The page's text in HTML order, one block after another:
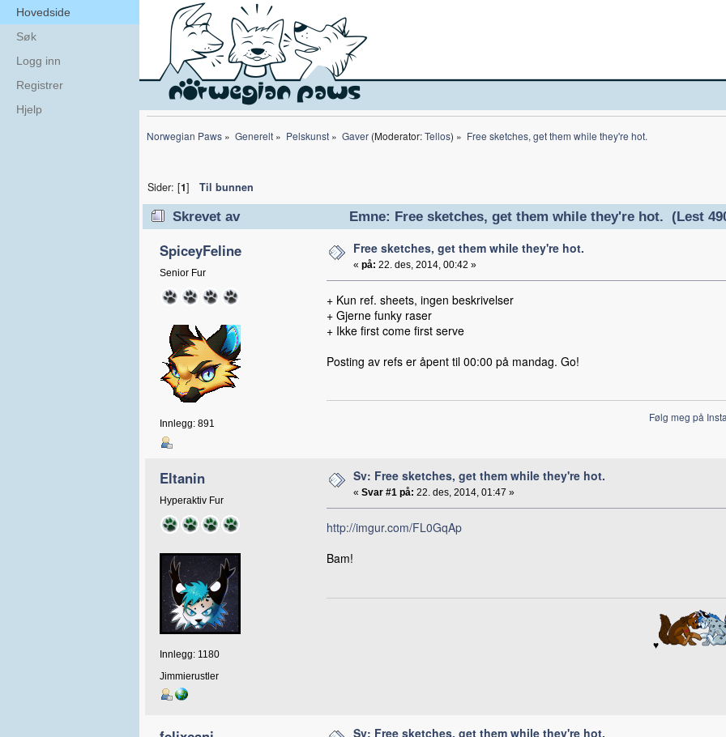
Hovedside
Søk
Logg inn
Registrer
Hjelp
Norwegian Paws » Generelt» Pelskunst» Gaver(Moderator:Tellos) » Free sketches, get them while they're hot.
Sider: [1] Til bunnen
Skrevet av Emne: Free sketches, get them while they're hot. (Lest
SpiceyFeline
Senior Fur
Innlegg: 891
Free sketches, get them while they're hot.
« på: 22. des, 2014, 00:42 »
+ Kun ref. sheets, ingen beskrivelser
+ Gjerne funky raser
+ Ikke first come first serve
Posting av refs er åpent til 00:00 på mandag. Go!
Følg meg på
Eltanin
Hyperaktiv Fur
Innlegg: 1180
Jimmierustler
Sv: Free sketches, get them while they're hot.
« Svar #1 på: 22. des, 2014, 01:47 »
http://imgur.com/FL0GqAp
Bam!
♥
Sv: Free sketches, get them while they're hot.